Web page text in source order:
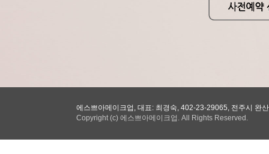
에스쁘아메이크업, 대표: 최경숙, 402-23-29065, 전주시 완
Copyright (c) 에스쁘아메이크업. All Rights Reserved.